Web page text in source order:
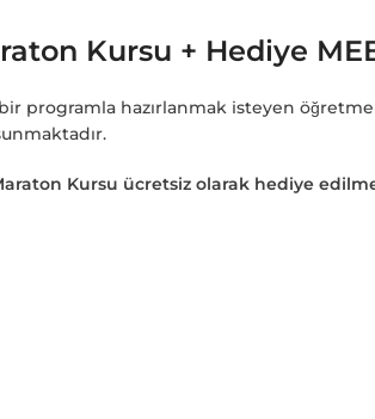
Kursu + Hediye
programla hazırlanmak isteyen
Kursu ücretsiz olarak hediye